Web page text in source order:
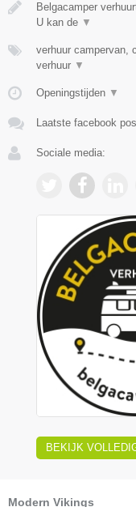
Belgacamper
U kan de ▼
verhuur campervan,
verhuur ▼
Openingstijden ▼
Laatste facebook
Sociale media:
BEKIJK
Modern Vikings